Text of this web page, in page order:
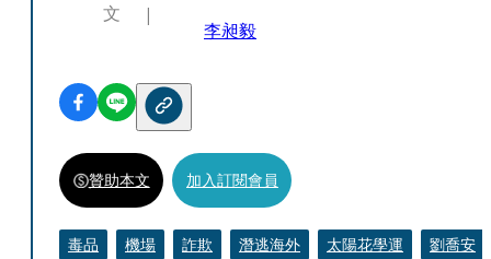
文
李昶毅
贊助本文 加入訂閱會員
毒品 機場 詐欺 潛逃海外 太陽花學運
劉喬安